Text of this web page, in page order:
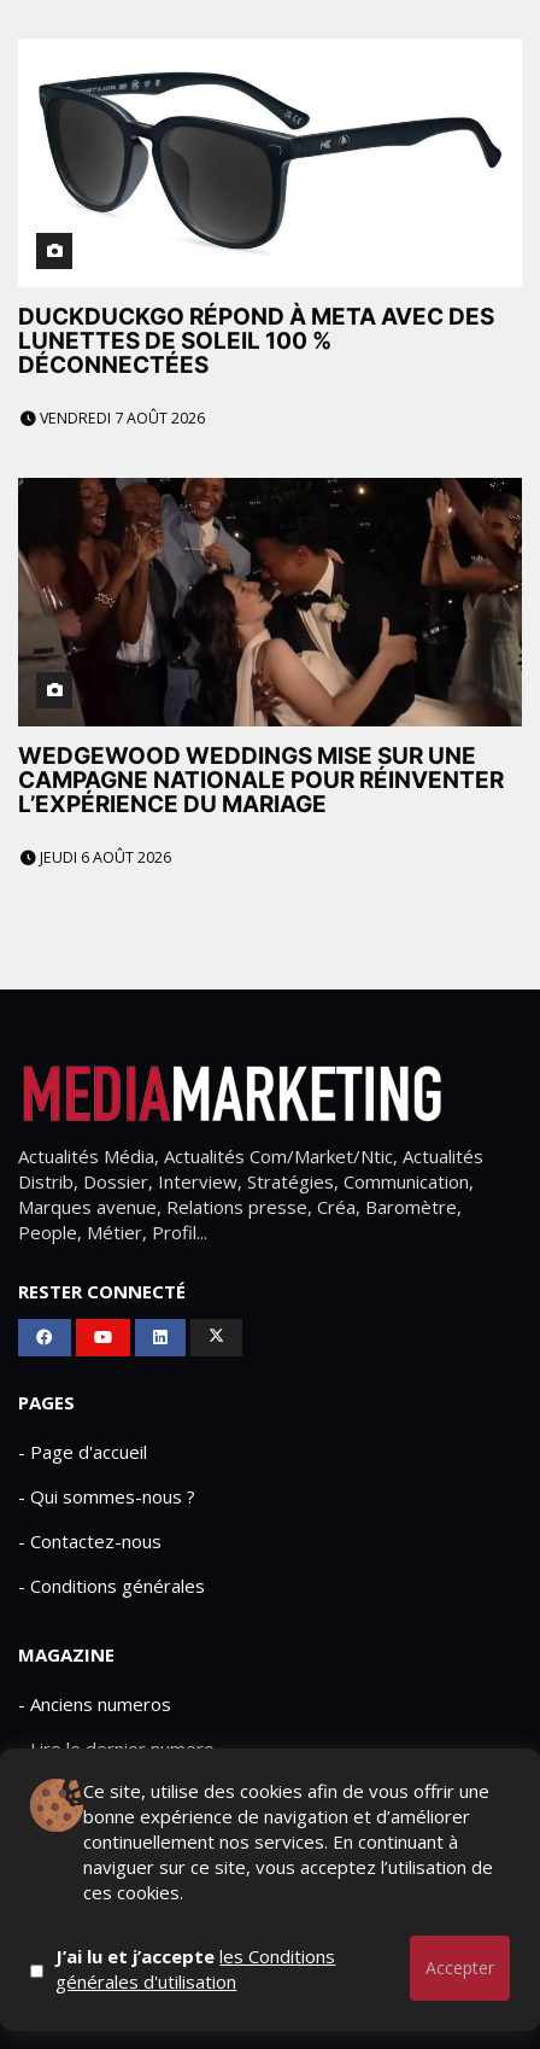
DUCKDUCKGO RÉPOND À META AVEC DES
LUNETTES DE SOLEIL 100 %
DÉCONNECTÉES
VENDREDI 7 AOÛT 2026
WEDGEWOOD WEDDINGS MISE SUR UNE
CAMPAGNE NATIONALE POUR RÉINVENTER
L’EXPÉRIENCE DU MARIAGE
JEUDI 6 AOÛT 2026
Ce site, utilise des cookies afin de vous offrir une
bonne expérience de navigation et d’améliorer
continuellement nos services. En continuant à
naviguer sur ce site, vous acceptez l’utilisation de
ces cookies.
J’ai lu et j’accepteles Conditions
générales d'utilisation
Accepter
Actualités Média, Actualités Com/Market/Ntic, Actualités
Distrib, Dossier, Interview, Stratégies, Communication,
Marques avenue, Relations presse, Créa, Baromètre,
People, Métier, Profil...
RESTER CONNECTÉ
PAGES
- Page d'accueil
- Qui sommes-nous ?
- Contactez-nous
- Conditions générales
MAGAZINE
- Anciens numeros
- Lire le dernier numero
- Publicite
CONTACTEZ-NOUS
MENTIONS LÉGALES
© Copyright 2026, All Rights Reserved